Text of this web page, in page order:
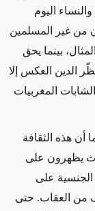
اليوم
من غير المسلمين
بينما يحق
الدين العكس إلا
المغربيات
أن هذه الثقافة
يظهرون على
الجنسية على
من العقاب. حتى